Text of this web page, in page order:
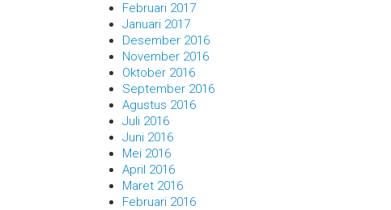
Februari 2017
Januari 2017
Desember 2016
November 2016
Oktober 2016
September 2016
Agustus 2016
Juli 2016
Juni 2016
Mei 2016
April 2016
Maret 2016
Februari 2016